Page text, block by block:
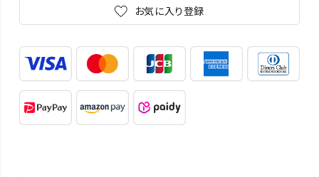
お気に入り登録